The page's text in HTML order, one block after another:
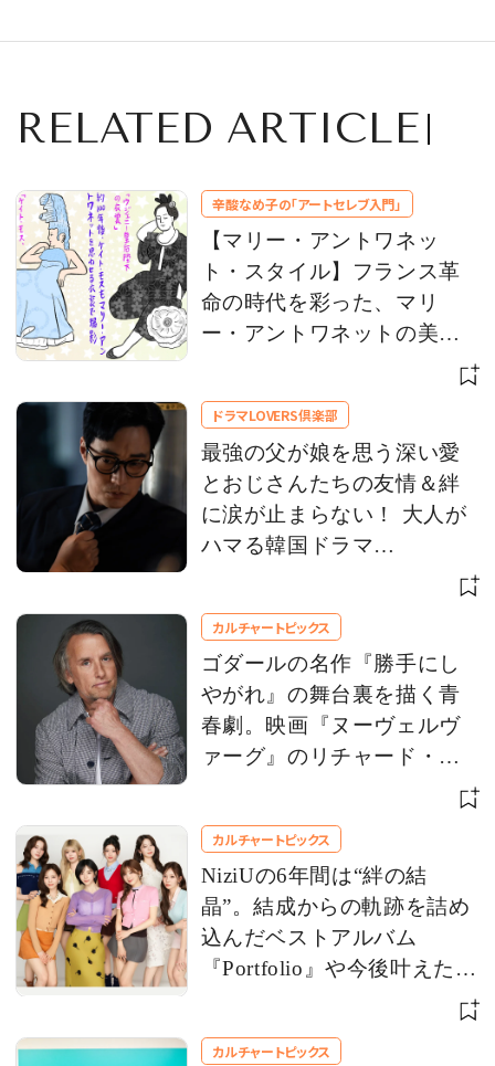
RELATED ARTICLE
辛酸なめ子の「アートセレブ入門」
【マリー・アントワネッ
ト・スタイル】フランス革
命の時代を彩った、マリ
ー・アントワネットの美意
ドラマLOVERS倶楽部
最強の父が娘を思う深い愛
とおじさんたちの友情＆絆
に涙が止まらない！ 大人が
ハマる韓国ドラマ
【Netflix】 お盆休みにイッ
カルチャートピックス
ゴダールの名作『勝手にし
やがれ』の舞台裏を描く青
春劇。映画『ヌーヴェルヴ
ァーグ』のリチャード・リ
ンクレイター監督にインタ
カルチャートピックス
NiziUの6年間は“絆の結
晶”。結成からの軌跡を詰め
込んだベストアルバム
『Portfolio』や今後叶えたい
カルチャートピックス